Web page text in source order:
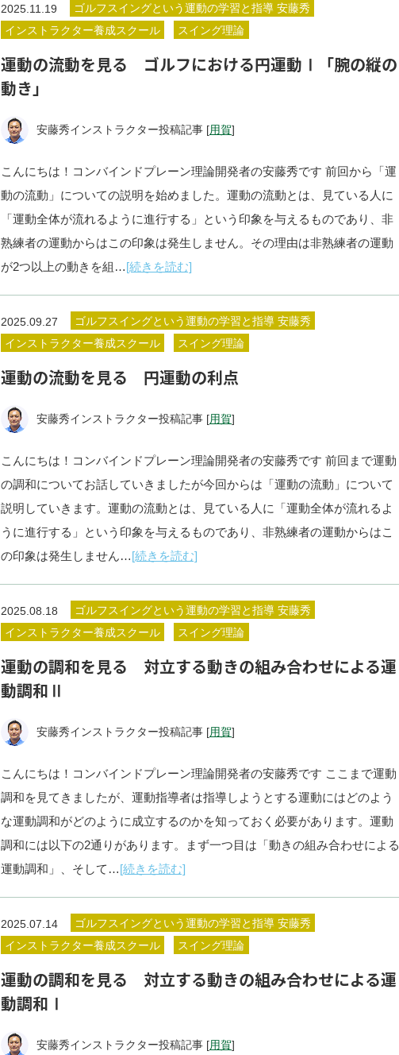
2025.11.19
ゴルフスイングという運動の学習と指導 安藤秀
インストラクター養成スクール
スイング理論
運動の流動を見る ゴルフにおける円運動Ⅰ「腕の縦の
動き」
安藤秀インストラクター投稿記事 [用賀]
こんにちは！コンバインドプレーン理論開発者の安藤秀です 前回から「運
動の流動」についての説明を始めました。運動の流動とは、見ている人に
「運動全体が流れるように進行する」という印象を与えるものであり、非
熟練者の運動からはこの印象は発生しません。その理由は非熟練者の運動
が2つ以上の動きを組…[続きを読む]
2025.09.27
ゴルフスイングという運動の学習と指導 安藤秀
インストラクター養成スクール
スイング理論
運動の流動を見る 円運動の利点
安藤秀インストラクター投稿記事 [用賀]
こんにちは！コンバインドプレーン理論開発者の安藤秀です 前回まで運動
の調和についてお話していきましたが今回からは「運動の流動」について
説明していきます。運動の流動とは、見ている人に「運動全体が流れるよ
うに進行する」という印象を与えるものであり、非熟練者の運動からはこ
の印象は発生しません…[続きを読む]
2025.08.18
ゴルフスイングという運動の学習と指導 安藤秀
インストラクター養成スクール
スイング理論
運動の調和を見る 対立する動きの組み合わせによる運
動調和Ⅱ
安藤秀インストラクター投稿記事 [用賀]
こんにちは！コンバインドプレーン理論開発者の安藤秀です ここまで運動
調和を見てきましたが、運動指導者は指導しようとする運動にはどのよう
な運動調和がどのように成立するのかを知っておく必要があります。運動
調和には以下の2通りがあります。まず一つ目は「動きの組み合わせによる
運動調和」、そして…[続きを読む]
2025.07.14
ゴルフスイングという運動の学習と指導 安藤秀
インストラクター養成スクール
スイング理論
運動の調和を見る 対立する動きの組み合わせによる運
動調和Ⅰ
安藤秀インストラクター投稿記事 [用賀]